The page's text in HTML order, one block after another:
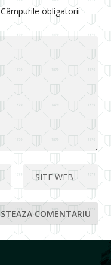
Câmpurile obligatorii